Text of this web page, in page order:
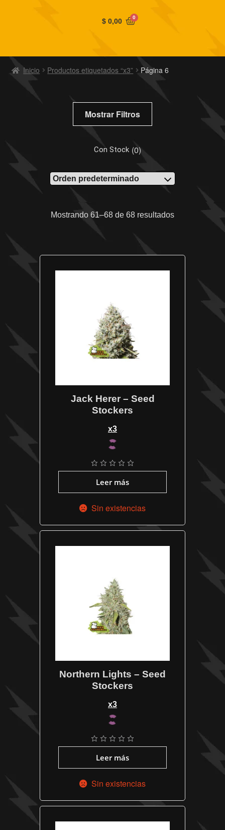
$0,00 0
Inicio Productos etiquetados “x3” Página 6
Mostrar Filtros
Con Stock (0)
Mostrando 61–68 de 68 resultados
Jack Herer – Seed
Stockers
x3
Leer más
Sin existencias
Northern Lights – Seed
Stockers
x3
Leer más
Sin existencias